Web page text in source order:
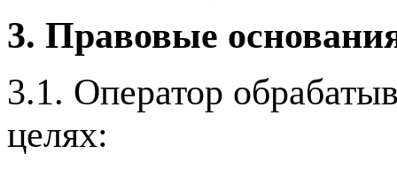
3. Правовые
3.1. Оператор
целях: